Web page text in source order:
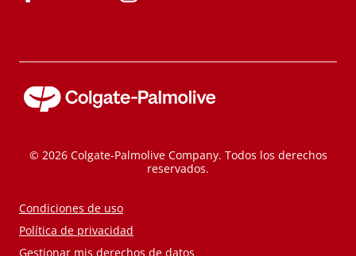
© 2026 Colgate-Palmolive Company. Todos los derechos
reservados.
Condiciones de uso
Política de privacidad
Gestionar mis derechos de datos